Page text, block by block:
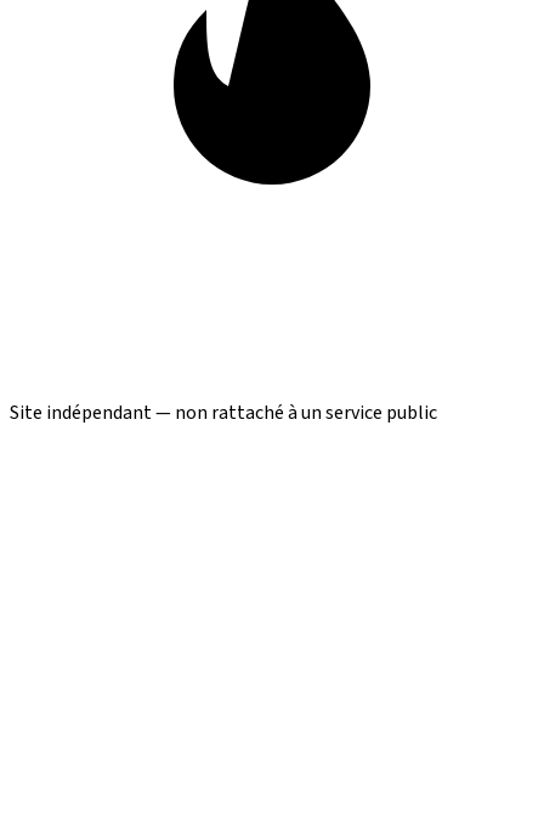
Site indépendant — non rattaché à un service public